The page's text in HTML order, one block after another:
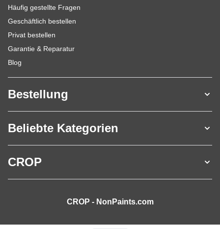
Häufig gestellte Fragen
Geschäftlich bestellen
Privat bestellen
Garantie & Reparatur
Blog
Bestellung
Beliebte Kategorien
CROP
CROP - NonPaints.com